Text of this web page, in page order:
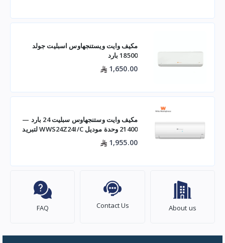
مكيف وايت ويستنجهاوس اسبليت جولد
18500 بارد
1,650.00
مكيف وايت وستنجهاوس سبليت 24 بارد —
21400 وحدة موديل WWS24Z24I/C لتبريد
فعال للم
1,955.00
About us
Contact Us
FAQ